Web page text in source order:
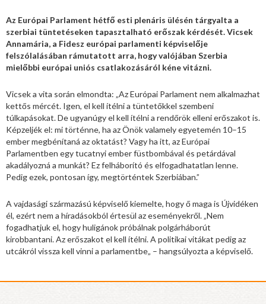
Az Európai Parlament hétfő esti plenáris ülésén tárgyalta a
szerbiai tüntetéseken tapasztalható erőszak kérdését. Vicsek
Annamária, a Fidesz európai parlamenti képviselője
felszólalásában rámutatott arra, hogy valójában Szerbia
mielőbbi európai uniós csatlakozásáról kéne vitázni.
Vicsek a vita során elmondta: „Az Európai Parlament nem alkalmazhat
kettős mércét. Igen, el kell ítélni a tüntetőkkel szembeni
túlkapásokat. De ugyanúgy el kell ítélni a rendőrök elleni erőszakot is.
Képzeljék el: mi történne, ha az Önök valamely egyetemén 10–15
ember megbénítaná az oktatást? Vagy ha itt, az Európai
Parlamentben egy tucatnyi ember füstbombával és petárdával
akadályozná a munkát? Ez felháborító és elfogadhatatlan lenne.
Pedig ezek, pontosan így, megtörténtek Szerbiában.”
A vajdasági származású képviselő kiemelte, hogy ő maga is Újvidéken
él, ezért nem a híradásokból értesül az eseményekről. „Nem
fogadhatjuk el, hogy huligánok próbálnak polgárháborút
kirobbantani. Az erőszakot el kell ítélni. A politikai vitákat pedig az
utcákról vissza kell vinni a parlamentbe„ – hangsúlyozta a képviselő.